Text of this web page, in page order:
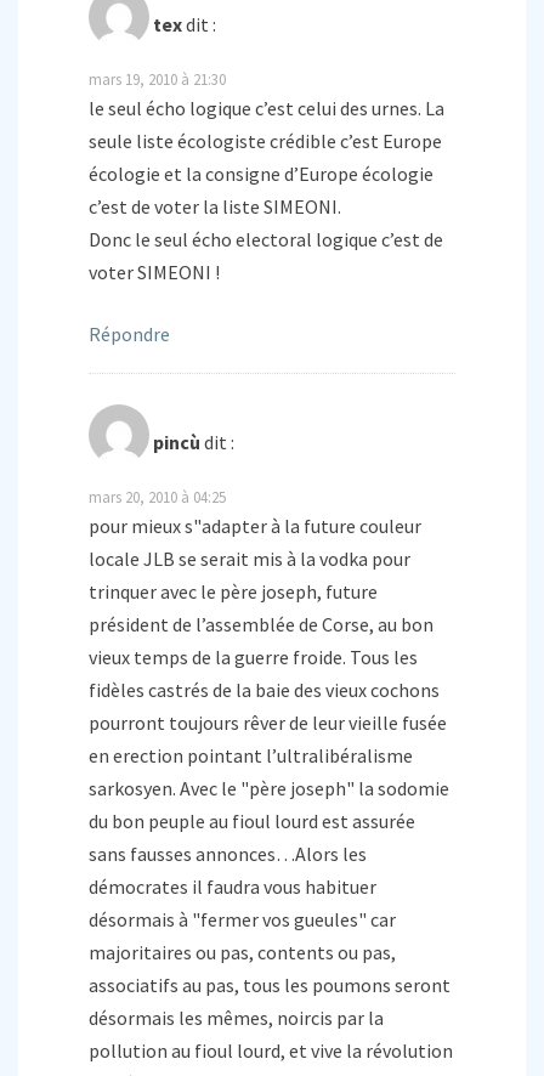
texdit :
mars 19, 2010 à 21:30
le seul écho logique c’est celui des urnes. La
seule liste écologiste crédible c’est Europe
écologie et la consigne d’Europe écologie
c’est de voter la liste SIMEONI.
Donc le seul écho electoral logique c’est de
voter SIMEONI !
Répondre
pincù dit :
mars 20, 2010 à 04:25
pour mieux s"adapter à la future couleur
locale JLB se serait mis à la vodka pour
trinquer avec le père joseph, future
président de l’assemblée de Corse, au bon
vieux temps de la guerre froide. Tous les
fidèles castrés de la baie des vieux cochons
pourront toujours rêver de leur vieille fusée
en erection pointant l’ultralibéralisme
sarkosyen. Avec le "père joseph" la sodomie
du bon peuple au fioul lourd est assurée
sans fausses annonces…Alors les
démocrates il faudra vous habituer
désormais à "fermer vos gueules" car
majoritaires ou pas, contents ou pas,
associatifs au pas, tous les poumons seront
désormais les mêmes, noircis par la
pollution au fioul lourd, et vive la révolution